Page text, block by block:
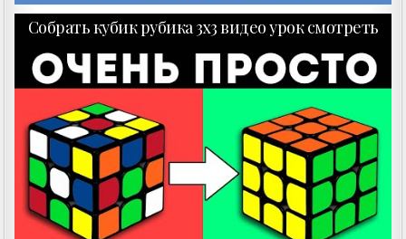
Собрать кубик рубика 3х3 видео урок смотреть